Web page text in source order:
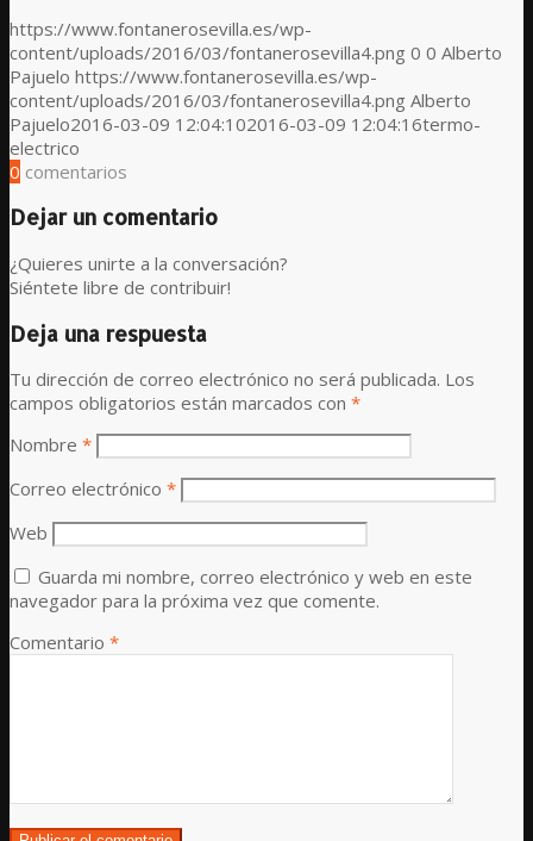
https://www.fontanerosevilla.es/wp-
content/uploads/2016/03/fontanerosevilla4.png 0 0 Alberto
Pajuelo https://www.fontanerosevilla.es/wp-
content/uploads/2016/03/fontanerosevilla4.png Alberto
Pajuelo2016-03-09 12:04:102016-03-09 12:04:16termo-
electrico
0 comentarios
Dejar un comentario
¿Quieres unirte a la conversación?
Siéntete libre de contribuir!
Deja una respuesta
Tu dirección de correo electrónico no será publicada. Los
campos obligatorios están marcados con *
Nombre *
Correo electrónico *
Web
Guarda mi nombre, correo electrónico y web en este
navegador para la próxima vez que comente.
Comentario *